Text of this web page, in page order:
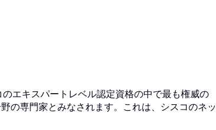
エキスパートレベル認定資格の中で最も権威の
の専門家とみなされます。これは、シスコのネッ